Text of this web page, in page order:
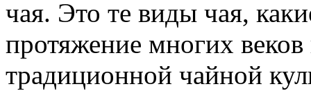
чая. Это те виды чая,
протяжение многих
традиционной чайной